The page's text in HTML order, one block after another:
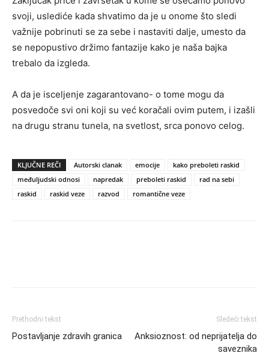
svoji, uslediće kada shvatimo da je u onome što sledi
važnije pobrinuti se za sebe i nastaviti dalje, umesto da
se nepopustivo držimo fantazije kako je naša bajka
trebalo da izgleda.
A da je isceljenje zagarantovano- o tome mogu da
posvedoče svi oni koji su već koračali ovim putem, i izašli
na drugu stranu tunela, na svetlost, srca ponovo celog.
KLJUČNE REČI Autorski clanak emocije
kako preboleti raskid
međuljudski odnosi
napredak preboleti raskid
rad na sebi
raskid
raskid veze razvod romantične veze
Prethodni tekst
Postavljanje zdravih granica
Sledeći tekst
Anksioznost: od neprijatelja do
saveznika